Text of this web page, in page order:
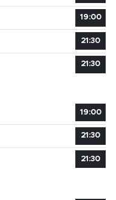
19:00
21:30
21:30
19:00
21:30
21:30